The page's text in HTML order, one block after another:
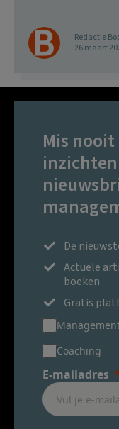
Redactie
26 maart
Mis
De
Actuele
boeken
Gratis
Coaching
E-mailadres